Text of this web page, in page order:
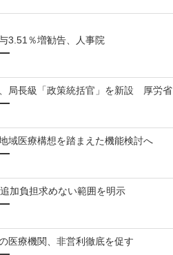
3.51％増勧告、人事院
局長級「政策統括官」を新設 厚労省
域医療構想を踏まえた機能検討へ
加負担求めない範囲を明示
医療機関、非営利徹底を促す